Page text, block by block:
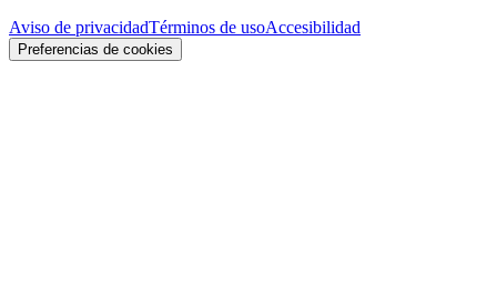
Aviso de privacidadTérminos de usoAccesibilidad
Preferencias de cookies